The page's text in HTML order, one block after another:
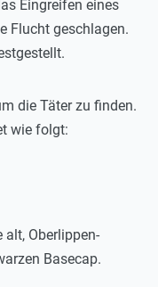
Eingreifen eines
Flucht geschlagen.
die Täter zu finden.
wie folgt:
Oberlippen-
Basecap.